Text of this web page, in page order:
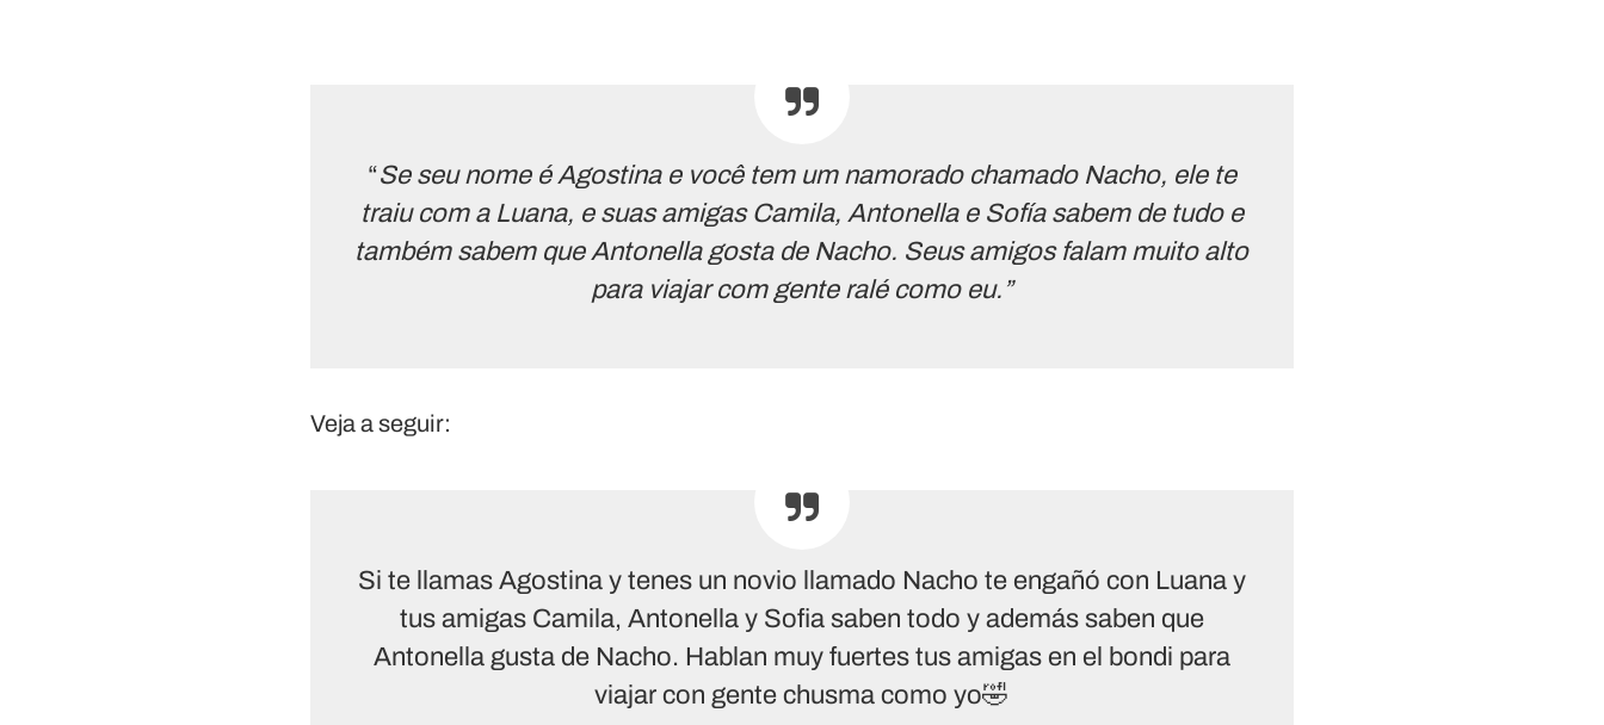
“Se seu nome é Agostina e você tem um namorado chamado Nacho, ele te
traiu com a Luana, e suas amigas Camila, Antonella e Sofía sabem de tudo e
também sabem que Antonella gosta de Nacho. Seus amigos falam muito alto
para viajar com gente ralé como eu.”
Veja a seguir:
Si te llamas Agostina y tenes un novio llamado Nacho te engañó con Luana y
tus amigas Camila, Antonella y Sofia saben todo y además saben que
Antonella gusta de Nacho. Hablan muy fuertes tus amigas en el bondi para
viajar con gente chusma como yo🤣